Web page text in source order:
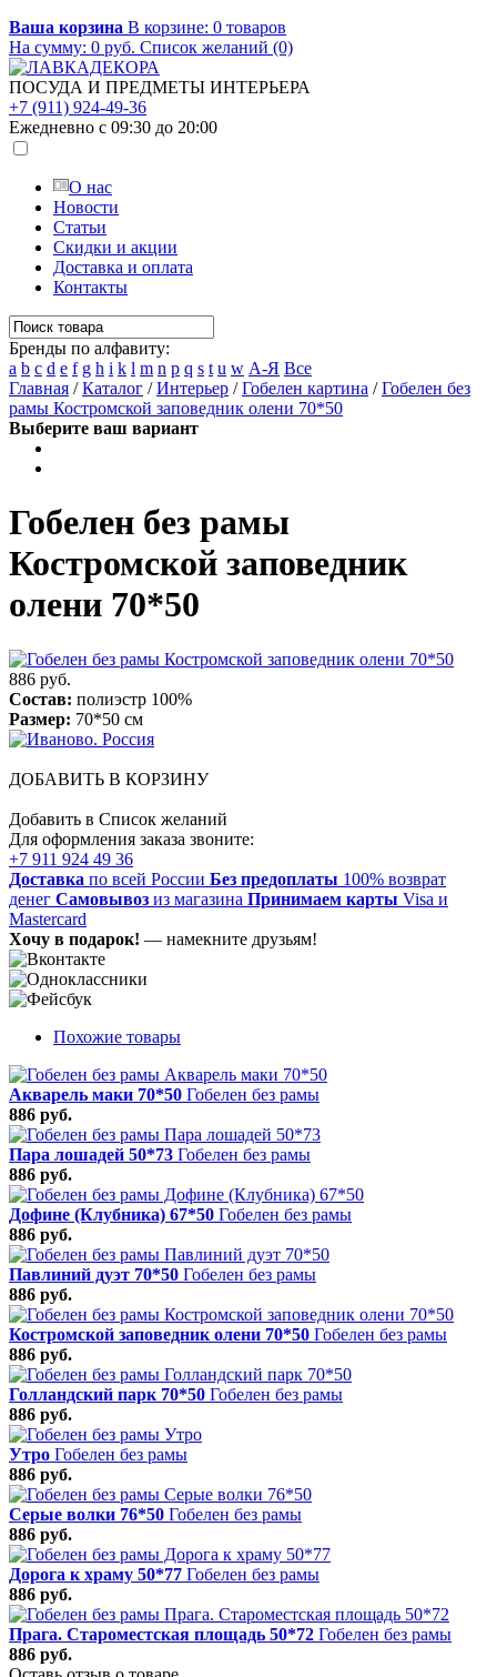
Ваша корзина В корзине: 0 товаров
На сумму: 0 руб. Список желаний (0)
ПОСУДА И ПРЕДМЕТЫ ИНТЕРЬЕРА
+7 (911) 924-49-36
Ежедневно с 09:30 до 20:00
О нас
Новости
Статьи
Скидки и акции
Доставка и оплата
Контакты
Бренды по алфавиту:
a b c d e f g h i k l m n p q s t u w А-Я Все
Главная /Каталог /Интерьер /Гобелен картина /Гобелен без
рамы Костромской заповедник олени 70*50
Выберите ваш вариант
Гобелен без рамы
Костромской заповедник
олени 70*50
886 руб.
Состав: полиэстр 100%
Размер: 70*50 см
ДОБАВИТЬ В КОРЗИНУ
Добавить в Список желаний
Для оформления заказа звоните:
+7 911 924 49 36
Доставка по всей России Без предоплаты 100% возврат
денег Самовывоз из магазина Принимаем карты Visa и
Mastercard
Хочу в подарок! — намекните друзьям!
Похожие товары
Акварель маки 70*50 Гобелен без рамы
886 руб.
Пара лошадей 50*73 Гобелен без рамы
886 руб.
Дофине (Клубника) 67*50 Гобелен без рамы
886 руб.
Павлиний дуэт 70*50 Гобелен без рамы
886 руб.
Костромской заповедник олени 70*50 Гобелен без рамы
886 руб.
Голландский парк 70*50 Гобелен без рамы
886 руб.
Утро Гобелен без рамы
886 руб.
Серые волки 76*50 Гобелен без рамы
886 руб.
Дорога к храму 50*77 Гобелен без рамы
886 руб.
Прага. Староместская площадь 50*72 Гобелен без рамы
886 руб.